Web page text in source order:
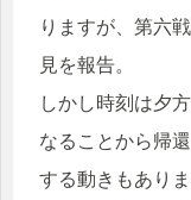
りますが、第六
見を報告。
しかし時刻は夕
なることから帰
する動きもありま